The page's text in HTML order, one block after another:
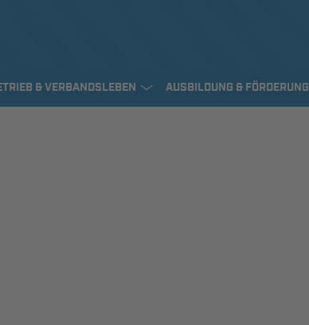
& VERBANDSLEBEN AUSBILDUNG & FÖRDERUNG